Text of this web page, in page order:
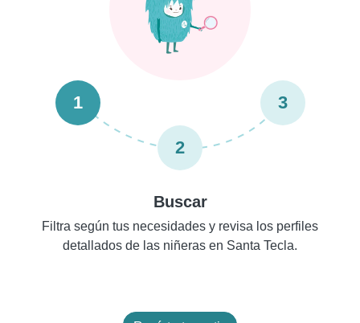
1
2
3
Buscar
Filtra según tus necesidades y revisa los perfiles
detallados de las niñeras en Santa Tecla.